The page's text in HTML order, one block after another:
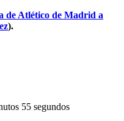
de Atlético de Madrid a
).
55 segundos